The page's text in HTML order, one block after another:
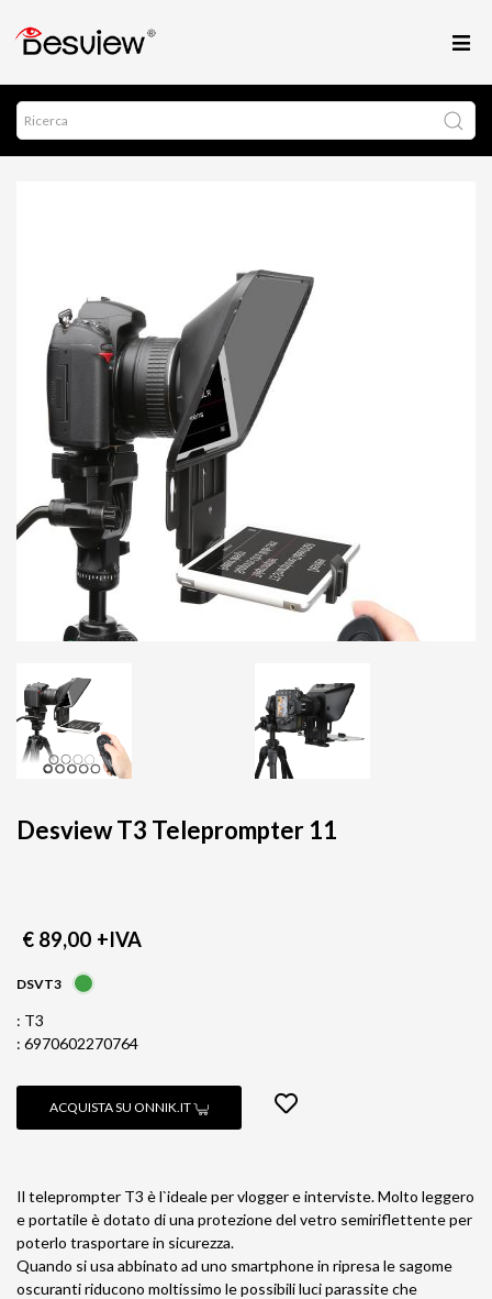
Desview T3 Teleprompter 11
€ 89,00 +IVA
DSVT3
: T3
: 6970602270764
ACQUISTA SU ONNIK.IT
Il teleprompter T3 è l`ideale per vlogger e interviste. Molto leggero
e portatile è dotato di una protezione del vetro semiriflettente per
poterlo trasportare in sicurezza.
Quando si usa abbinato ad uno smartphone in ripresa le sagome
oscuranti riducono moltissimo le possibili luci parassite che